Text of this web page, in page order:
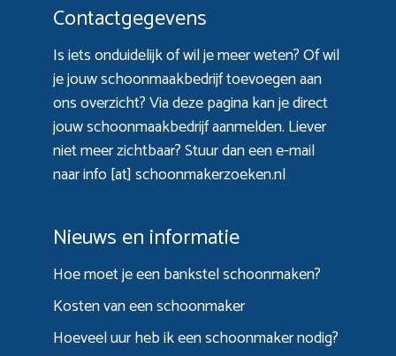
Contactgegevens
Is iets onduidelijk of wil je meer weten? Of wil
je jouw schoonmaakbedrijf toevoegen aan
ons overzicht? Viadeze paginakan je direct
jouw schoonmaakbedrijf aanmelden. Liever
niet meer zichtbaar? Stuur dan een e-mail
naar info [at] schoonmakerzoeken.nl
Nieuws en informatie
Hoe moet je een bankstel schoonmaken?
Kosten van een schoonmaker
Hoeveel uur heb ik een schoonmaker nodig?